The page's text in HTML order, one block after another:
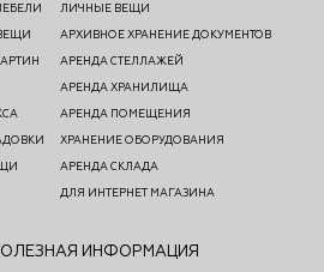
ЛИЧНЫЕ ВЕЩИ
АРХИВНОЕ ХРАНЕНИЕ ДОКУМЕНТОВ
АРЕНДА СТЕЛЛАЖЕЙ
АРЕНДА ХРАНИЛИЩА
АРЕНДА ПОМЕЩЕНИЯ
ХРАНЕНИЕ ОБОРУДОВАНИЯ
АРЕНДА СКЛАДА
ДЛЯ ИНТЕРНЕТ МАГАЗИНА
ИНФОРМАЦИЯ